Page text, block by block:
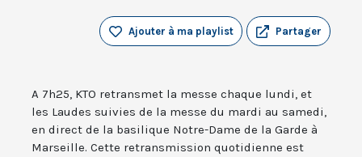
Partager
Ajouter à ma playlist
A 7h25, KTO retransmet la messe chaque lundi, et
les Laudes suivies de la messe du mardi au samedi,
en direct de la basilique Notre-Dame de la Garde à
Marseille. Cette retransmission quotidienne est